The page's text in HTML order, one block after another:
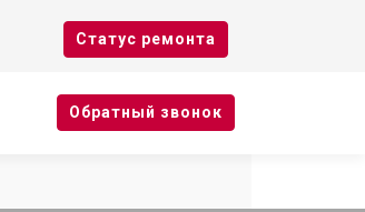
Cтатус ремонта
Oбратный звонок